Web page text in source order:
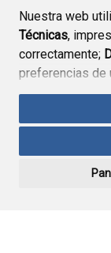
Nuestra web
Técnicas,
correctamente;
preferencias de
funcionamiento
Si acepta
consideramos
ninguna